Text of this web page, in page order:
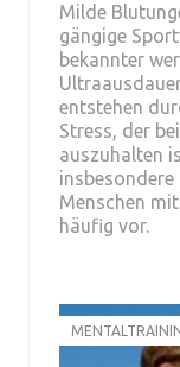
Milde
gängige
bekannter
entstehen
Stress, der
auszuhalten
insbesondere
Menschen
häufig vor.